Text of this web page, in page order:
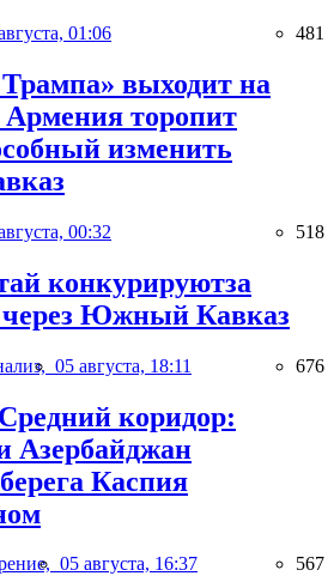
01:06 481
выходит на
Армения торопит
изменить
00:32 518
конкурируютза
Южный Кавказ
05 августа, 18:11 676
коридор:
Азербайджан
Каспия
05 августа, 16:37 567